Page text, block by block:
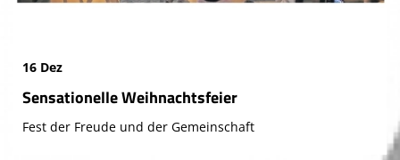
16 Dez
Sensationelle Weihnachtsfeier
Fest der Freude und der Gemeinschaft